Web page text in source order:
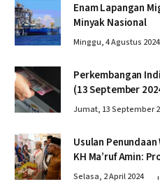
Enam Lapangan
Minyak Nasional
Minggu, 4 Agustus 2024
Perkembangan
(13 September
Jumat, 13 September
Usulan Penundaan
KH Ma’ruf Amin:
Penahapan
Selasa, 2 April 2024